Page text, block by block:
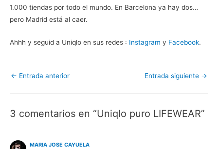
1.000 tiendas por todo el mundo. En Barcelona ya hay dos…
pero Madrid está al caer.
Ahhh y seguid a Uniqlo en sus redes : Instagram y Facebook.
Navegación
entradas
← Entrada anterior Entrada siguiente →
3 comentarios en “Uniqlo puro LIFEWEAR”
MARIA JOSE CAYUELA